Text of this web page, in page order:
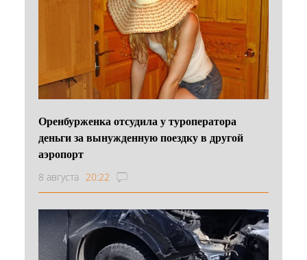
Оренбурженка отсудила у туроператора
деньги за вынужденную поездку в другой
аэропорт
8 августа 20:22